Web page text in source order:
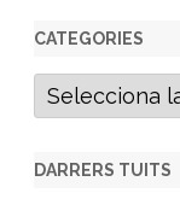
CATEGORIES
C
t
g
DARRERS TUITS